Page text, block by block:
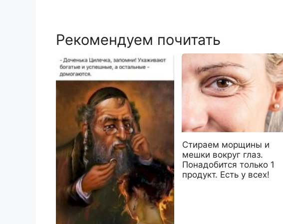
Рекомендуем почитать
Стираем морщины и
мешки вокруг глаз.
Понадобится только 1
продукт. Есть у всех!